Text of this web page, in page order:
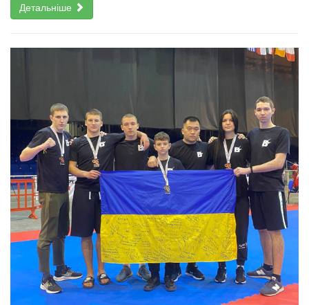
Детальніше